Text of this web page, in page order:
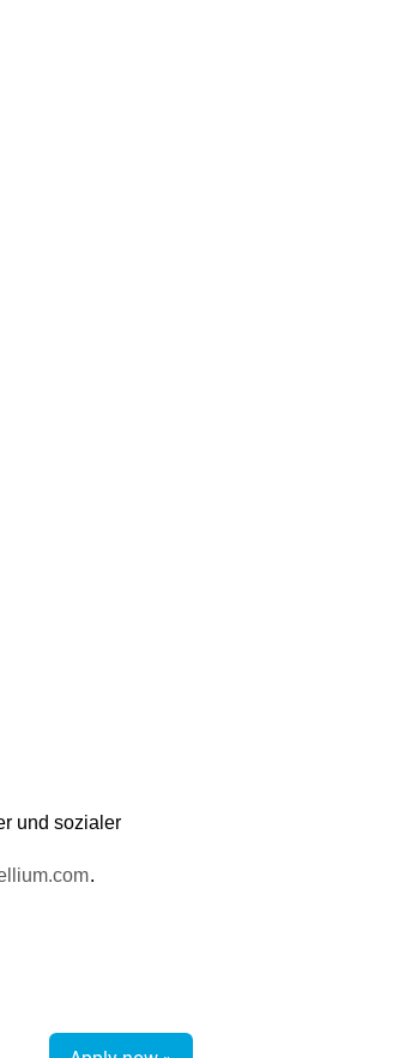
und sozialer
.